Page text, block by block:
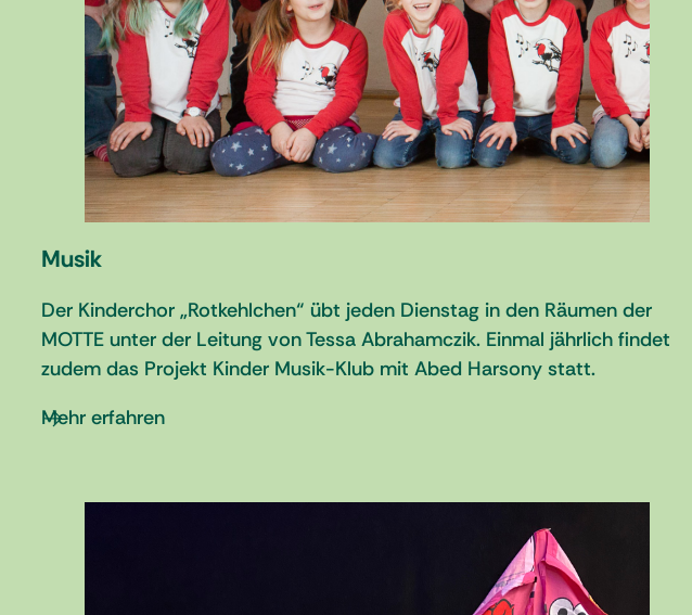
Musik
Der Kinderchor „Rotkehlchen“ übt jeden Dienstag in den Räumen der
MOTTE unter der Leitung von Tessa Abrahamczik. Einmal jährlich findet
zudem das Projekt Kinder Musik-Klub mit Abed Harsony statt.
Mehr erfahren